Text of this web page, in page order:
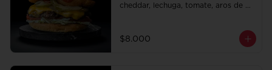
cheddar, lechuga, tomate, aros de
$8.000